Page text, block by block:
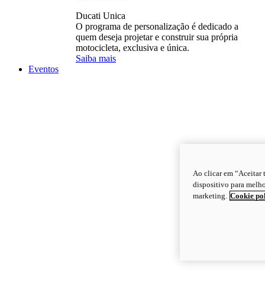
Ducati Unica
O programa de personalização é dedicado a
quem deseja projetar e construir sua própria
motocicleta, exclusiva e única.
Saiba mais
Eventos
Ao clicar em “Aceitar
dispositivo para
marketing. Cookie